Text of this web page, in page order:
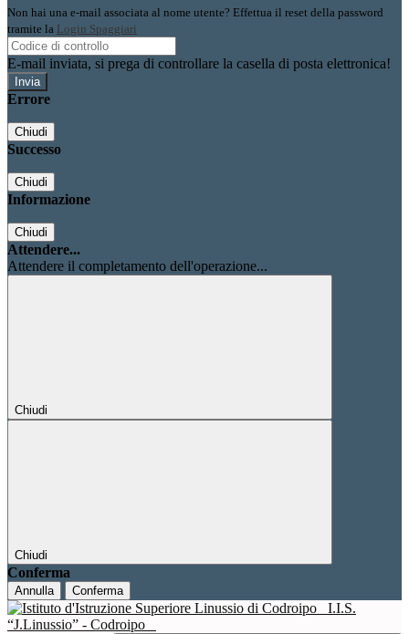
Non hai una e-mail associata al nome utente? Effettua il reset della password
tramite la Login Spaggiari
E-mail inviata, si prega di controllare la casella di posta elettronica!
Errore
Chiudi
Successo
Chiudi
Informazione
Chiudi
Attendere...
Attendere il completamento dell'operazione...
Chiudi
Chiudi
Conferma
Annulla Conferma
I.I.S.
“J.Linussio” - Codroipo